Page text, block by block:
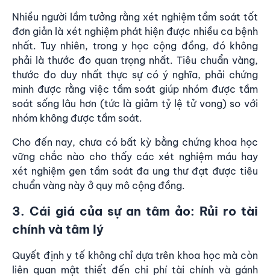
Nhiều người lầm tưởng rằng xét nghiệm tầm soát tốt
đơn giản là xét nghiệm phát hiện được nhiều ca bệnh
nhất. Tuy nhiên, trong y học cộng đồng, đó không
phải là thước đo quan trọng nhất. Tiêu chuẩn vàng,
thước đo duy nhất thực sự có ý nghĩa, phải chứng
minh được rằng việc tầm soát giúp nhóm được tầm
soát sống lâu hơn (tức là giảm tỷ lệ tử vong) so với
nhóm không được tầm soát.
Cho đến nay, chưa có bất kỳ bằng chứng khoa học
vững chắc nào cho thấy các xét nghiệm máu hay
xét nghiệm gen tầm soát đa ung thư đạt được tiêu
chuẩn vàng này ở quy mô cộng đồng.
3. Cái giá của sự an tâm ảo: Rủi ro tài
chính và tâm lý
Quyết định y tế không chỉ dựa trên khoa học mà còn
liên quan mật thiết đến chi phí tài chính và gánh